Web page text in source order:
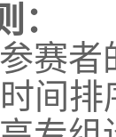
：
赛者
间